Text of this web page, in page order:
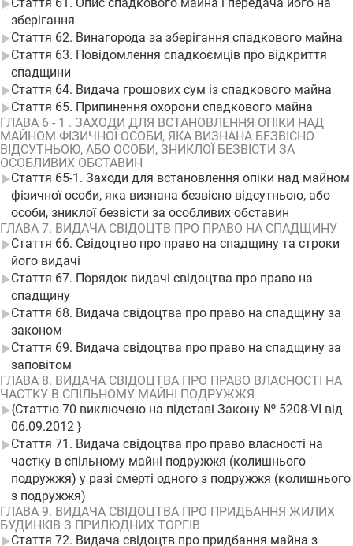
зберігання
Стаття 62. Винагорода за зберігання спадкового майна
Стаття 63. Повідомлення спадкоємців про відкриття
спадщини
Стаття 64. Видача грошових сум із спадкового майна
Стаття 65. Припинення охорони спадкового майна
ГЛАВА 6 - 1 . ЗАХОДИ ДЛЯ ВСТАНОВЛЕННЯ ОПІКИ НАД
МАЙНОМ ФІЗИЧНОЇ ОСОБИ, ЯКА ВИЗНАНА БЕЗВІСНО
ВІДСУТНЬОЮ, АБО ОСОБИ, ЗНИКЛОЇ БЕЗВІСТИ ЗА
ОСОБЛИВИХ ОБСТАВИН
Стаття 65-1. Заходи для встановлення опіки над майном
фізичної особи, яка визнана безвісно відсутньою, або
особи, зниклої безвісти за особливих обставин
ГЛАВА 7. ВИДАЧА СВІДОЦТВ ПРО ПРАВО НА СПАДЩИНУ
Стаття 66. Свідоцтво про право на спадщину та строки
його видачі
Стаття 67. Порядок видачі свідоцтва про право на
спадщину
Стаття 68. Видача свідоцтва про право на спадщину за
законом
Стаття 69. Видача свідоцтва про право на спадщину за
заповітом
ГЛАВА 8. ВИДАЧА СВІДОЦТВА ПРО ПРАВО ВЛАСНОСТІ НА
ЧАСТКУ В СПІЛЬНОМУ МАЙНІ ПОДРУЖЖЯ
{Статтю 70 виключено на підставі Закону № 5208-VI від
06.09.2012 }
Стаття 71. Видача свідоцтва про право власності на
частку в спільному майні подружжя (колишнього
подружжя) у разі смерті одного з подружжя (колишнього
з подружжя)
ГЛАВА 9. ВИДАЧА СВІДОЦТВА ПРО ПРИДБАННЯ ЖИЛИХ
БУДИНКІВ З ПРИЛЮДНИХ ТОРГІВ
Стаття 72. Видача свідоцтв про придбання майна з